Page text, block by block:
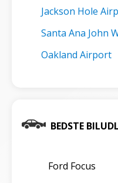
Jackson Hole
Santa Ana John
Oakland Airport
BEDSTE
Ford Focus